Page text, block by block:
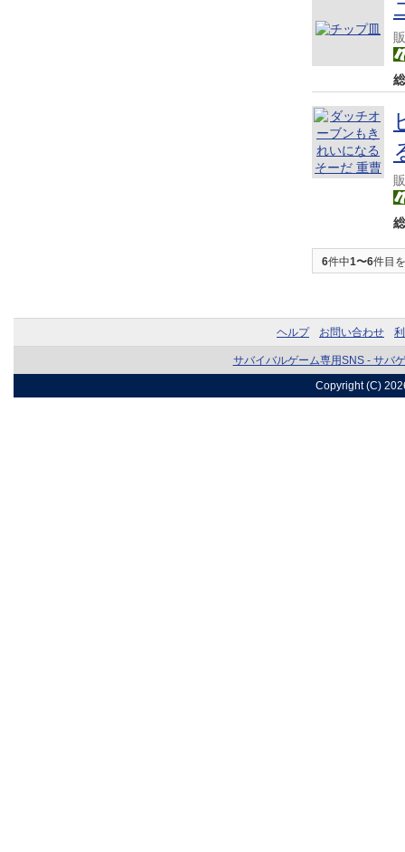
6件中1〜6件目
ヘルプ お問い合わせ
サバイバルゲーム専用SNS - サバ
Copyright (C)